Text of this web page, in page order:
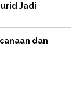
Jadi
dan